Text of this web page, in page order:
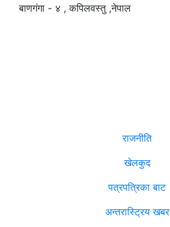
बाणगंगा - ४ , कपिलवस्तु ,नेपाल
राजनीति
खेलकुद
पत्रपत्रिका बाट
अन्तरास्ट्रिय खबर